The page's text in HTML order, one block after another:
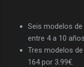
Seis modelos
entre 4 a 10
Tres modelos
164 por 3.99€.